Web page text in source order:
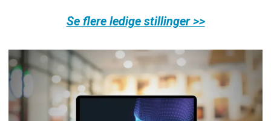
Se flere ledige stillinger >>